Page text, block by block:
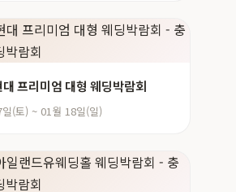
대 프리미엄 대형 웨딩박람회
(토) ~ 01월 18일(일)